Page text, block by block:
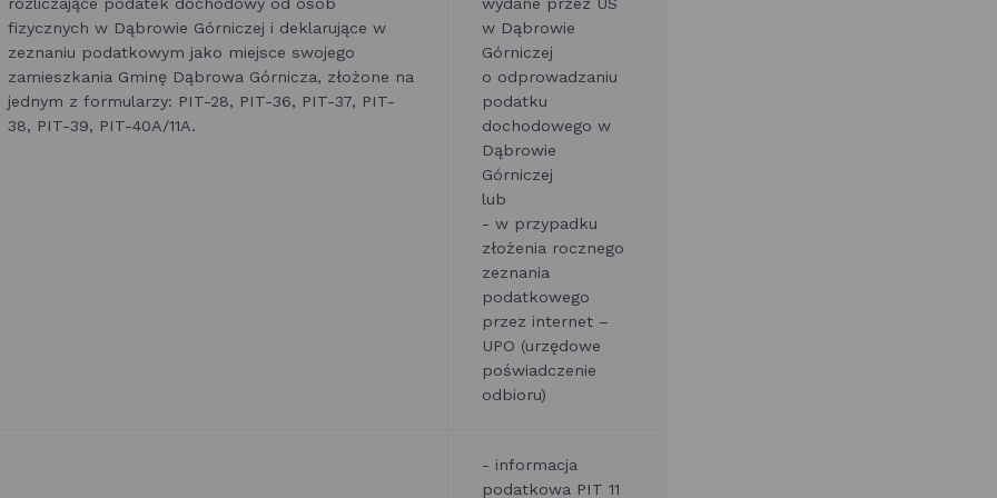
fizycznych w Dąbrowie Górniczej i deklarujące w
zeznaniu podatkowym jako miejsce swojego
zamieszkania Gminę Dąbrowa Górnicza, złożone na
jednym z formularzy: PIT-28, PIT-36, PIT-37, PIT-
38, PIT-39, PIT-40A/11A.
w Dąbrowie
Górniczej
o odprowadzaniu
podatku
dochodowego w
Dąbrowie
Górniczej
lub
- w przypadku
złożenia rocznego
zeznania
podatkowego
przez internet –
UPO (urzędowe
poświadczenie
odbioru)
- informacja
podatkowa PIT 11